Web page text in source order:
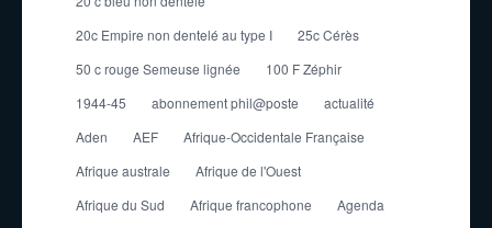
20c Empire non dentelé au type I
25c Cérès
50 c rouge Semeuse lignée
100 F Zéphir
1944-45
abonnement phil@poste
actualité
Aden
AEF
Afrique-Occidentale Française
Afrique australe
Afrique de l'Ouest
Afrique du Sud
Afrique francophone
Agenda